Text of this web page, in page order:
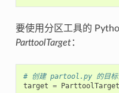
要使用分区工具的
ParttoolTarget：
# 创建 partool.py 的目标
target = ParttoolTarget